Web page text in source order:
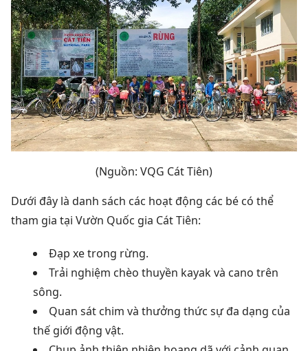
(Nguồn: VQG Cát Tiên)
Dưới đây là danh sách các hoạt động các bé có thể
tham gia tại Vườn Quốc gia Cát Tiên:
Đạp xe trong rừng.
Trải nghiệm chèo thuyền kayak và cano trên
sông.
Quan sát chim và thưởng thức sự đa dạng của
thế giới động vật.